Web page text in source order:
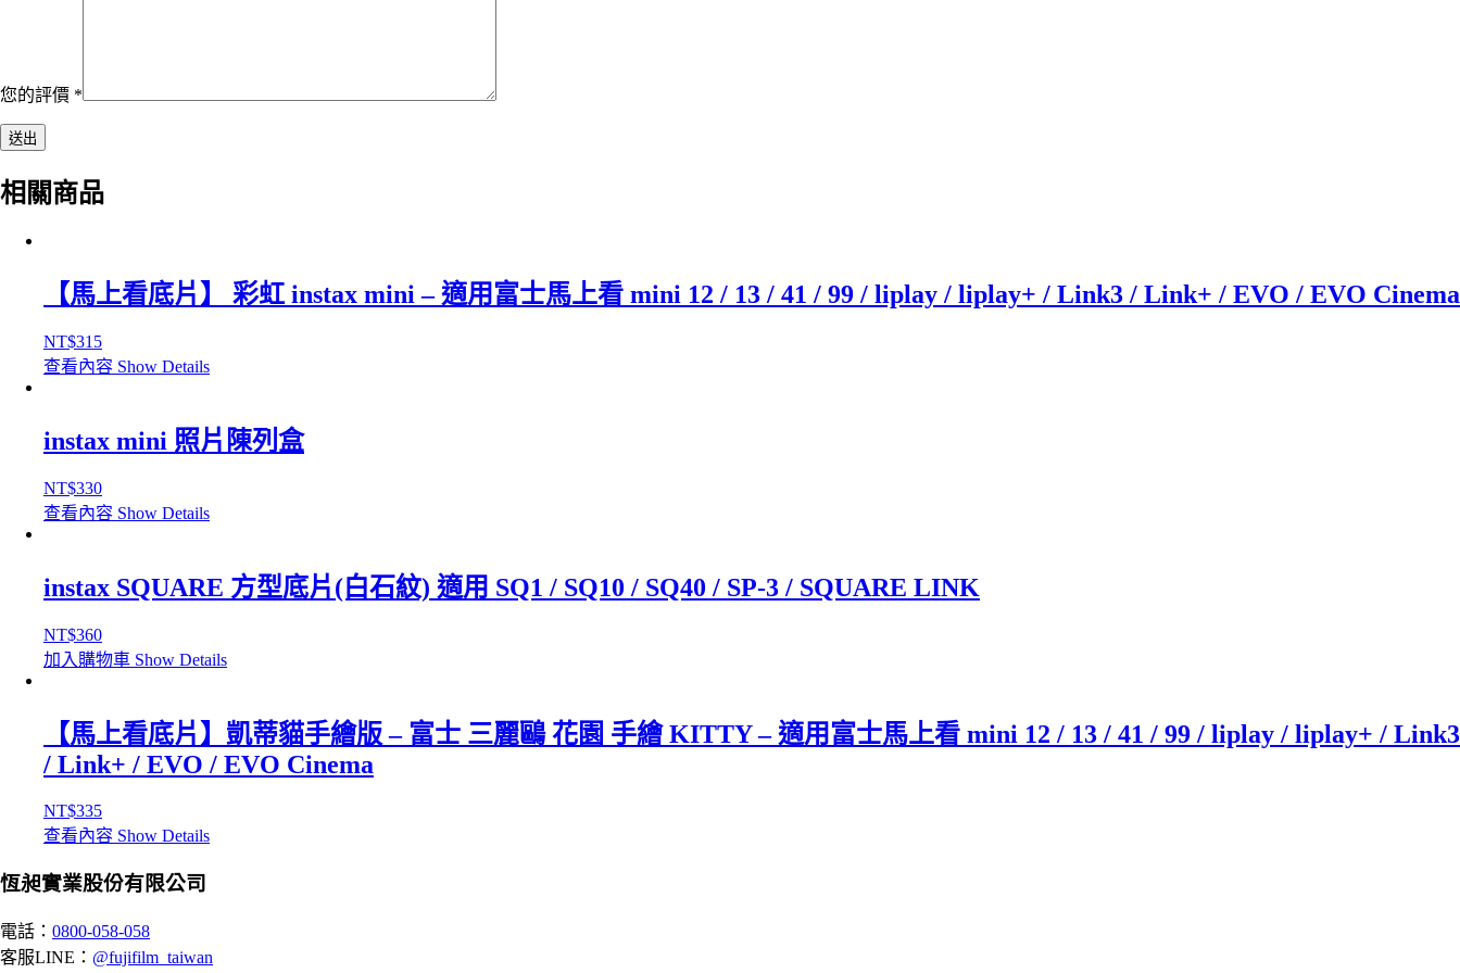
您的評價 *
相關商品
【馬上看底片】 彩虹 instax mini – 適用富士馬上看 mini 12 / 13 / 41 / 99 / liplay / liplay+ / Link3 / Link+ / EVO / EVO Cinema
NT$315
查看內容 Show Details
instax mini 照片陳列盒
NT$330
查看內容 Show Details
instax SQUARE 方型底片(白石紋) 適用 SQ1 / SQ10 / SQ40 / SP-3 / SQUARE LINK
NT$360
加入購物車 Show Details
【馬上看底片】凱蒂貓手繪版 – 富士 三麗鷗 花園 手繪 KITTY – 適用富士馬上看 mini 12 / 13 / 41 / 99 / liplay / liplay+ / Link3
/ Link+ / EVO / EVO Cinema
NT$335
查看內容 Show Details
恆昶實業股份有限公司
電話： 0800-058-058
客服LINE： @fujifilm_taiwan